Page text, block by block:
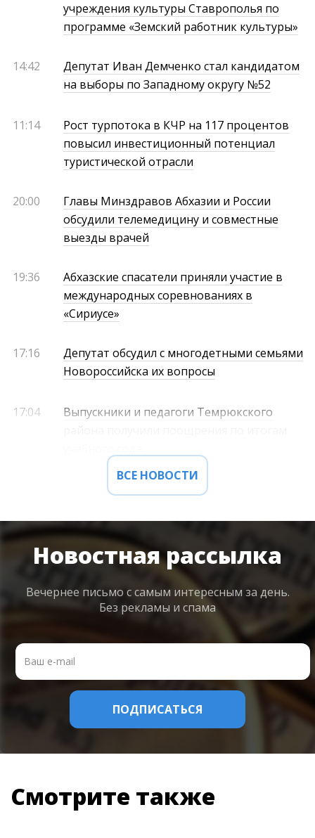
учреждения культуры Ставрополья по
программе «Земский работник культуры»
14:42
Депутат Иван Демченко стал кандидатом
на выборы по Западному округу №52
11:14
Рост турпотока в КЧР на 117 процентов
повысил инвестиционный потенциал
туристической отрасли
20:00
Главы Минздравов Абхазии и России
обсудили телемедицину и совместные
выезды врачей
19:36
Абхазские спасатели приняли участие в
международных соревнованиях в
«Сириусе»
17:16
Депутат обсудил с многодетными семьями
Новороссийска их вопросы
17:04
Выпускники и педагоги Темрюкского
ВСЕ НОВОСТИ
Новостная рассылка
Вечернее письмо с самым интересным за день.
Без рекламы и спама
Смотрите также